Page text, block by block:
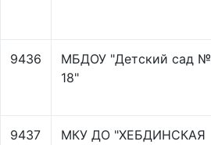
9436
МБДОУ "Детский сад №
18"
9437
МКУ ДО "ХЕБДИНСКАЯ